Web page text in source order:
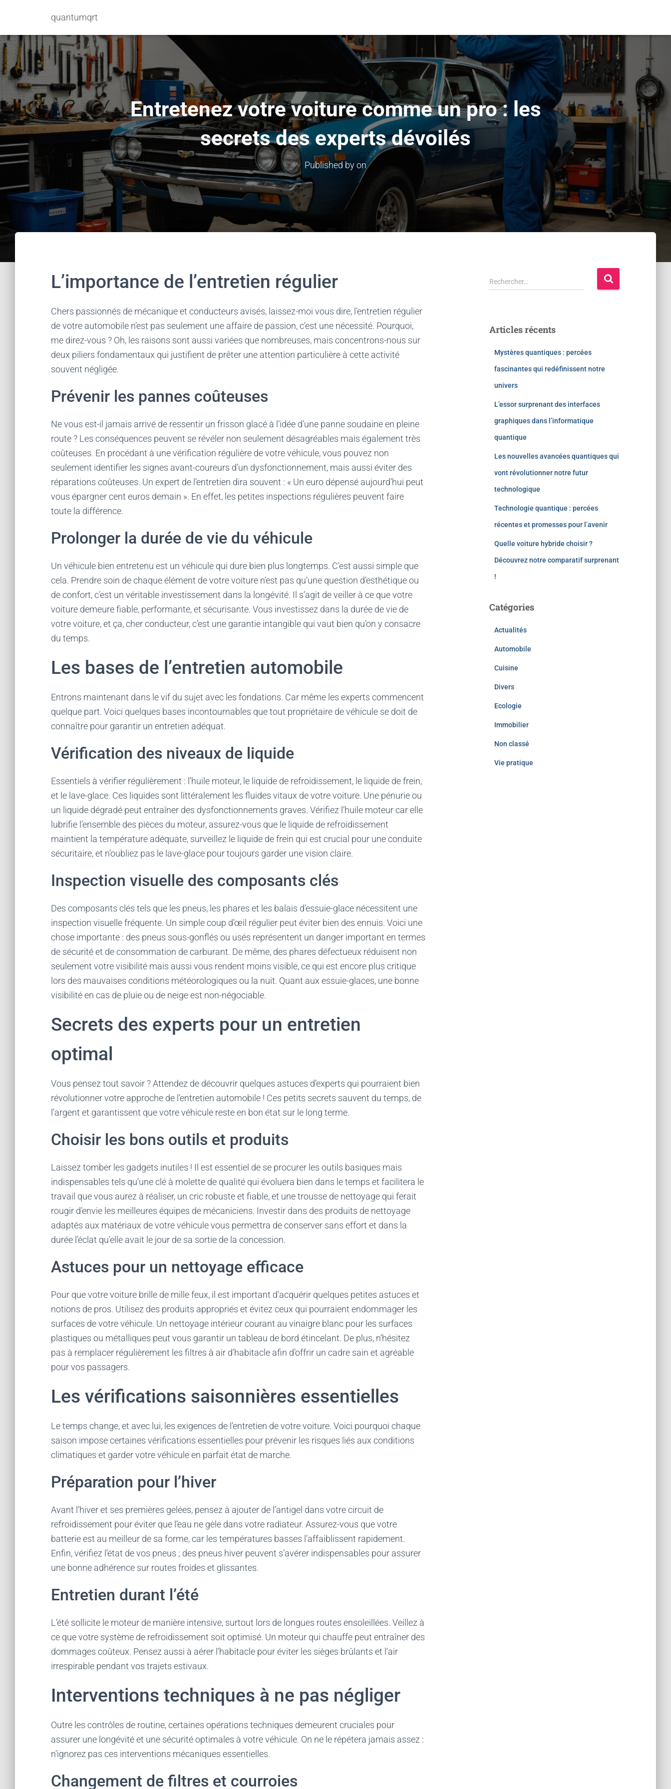
quantumqrt
Entretenez votre voiture comme un pro : les
secrets des experts dévoilés
Published byon
L’importance de l’entretien régulier
Chers passionnés de mécanique et conducteurs avisés, laissez-moi vous dire, l’entretien régulier
de votre automobile n’est pas seulement une affaire de passion, c’est une nécessité. Pourquoi,
me direz-vous ? Oh, les raisons sont aussi variées que nombreuses, mais concentrons-nous sur
deux piliers fondamentaux qui justifient de prêter une attention particulière à cette activité
souvent négligée.
Prévenir les pannes coûteuses
Ne vous est-il jamais arrivé de ressentir un frisson glacé à l’idée d’une panne soudaine en pleine
route ? Les conséquences peuvent se révéler non seulement désagréables mais également très
coûteuses. En procédant à une vérification régulière de votre véhicule, vous pouvez non
seulement identifier les signes avant-coureurs d’un dysfonctionnement, mais aussi éviter des
réparations coûteuses. Un expert de l’entretien dira souvent : « Un euro dépensé aujourd’hui peut
vous épargner cent euros demain ». En effet, les petites inspections régulières peuvent faire
toute la différence.
Prolonger la durée de vie du véhicule
Un véhicule bien entretenu est un véhicule qui dure bien plus longtemps. C’est aussi simple que
cela. Prendre soin de chaque élément de votre voiture n’est pas qu’une question d’esthétique ou
de confort, c’est un véritable investissement dans la longévité. Il s’agit de veiller à ce que votre
voiture demeure fiable, performante, et sécurisante. Vous investissez dans la durée de vie de
votre voiture, et ça, cher conducteur, c’est une garantie intangible qui vaut bien qu’on y consacre
du temps.
Les bases de l’entretien automobile
Entrons maintenant dans le vif du sujet avec les fondations. Car même les experts commencent
quelque part. Voici quelques bases incontournables que tout propriétaire de véhicule se doit de
connaître pour garantir un entretien adéquat.
Vérification des niveaux de liquide
Essentiels à vérifier régulièrement : l’huile moteur, le liquide de refroidissement, le liquide de frein,
et le lave-glace. Ces liquides sont littéralement les fluides vitaux de votre voiture. Une pénurie ou
un liquide dégradé peut entraîner des dysfonctionnements graves. Vérifiez l’huile moteur car elle
lubrifie l’ensemble des pièces du moteur, assurez-vous que le liquide de refroidissement
maintient la température adéquate, surveillez le liquide de frein qui est crucial pour une conduite
sécuritaire, et n’oubliez pas le lave-glace pour toujours garder une vision claire.
Inspection visuelle des composants clés
Des composants clés tels que les pneus, les phares et les balais d’essuie-glace nécessitent une
inspection visuelle fréquente. Un simple coup d’œil régulier peut éviter bien des ennuis. Voici une
chose importante : des pneus sous-gonflés ou usés représentent un danger important en termes
de sécurité et de consommation de carburant. De même, des phares défectueux réduisent non
seulement votre visibilité mais aussi vous rendent moins visible, ce qui est encore plus critique
lors des mauvaises conditions météorologiques ou la nuit. Quant aux essuie-glaces, une bonne
visibilité en cas de pluie ou de neige est non-négociable.
Secrets des experts pour un entretien
optimal
Vous pensez tout savoir ? Attendez de découvrir quelques astuces d’experts qui pourraient bien
révolutionner votre approche de l’entretien automobile ! Ces petits secrets sauvent du temps, de
l’argent et garantissent que votre véhicule reste en bon état sur le long terme.
Choisir les bons outils et produits
Laissez tomber les gadgets inutiles ! Il est essentiel de se procurer les outils basiques mais
indispensables tels qu’une clé à molette de qualité qui évoluera bien dans le temps et facilitera le
travail que vous aurez à réaliser, un cric robuste et fiable, et une trousse de nettoyage qui ferait
rougir d’envie les meilleures équipes de mécaniciens. Investir dans des produits de nettoyage
adaptés aux matériaux de votre véhicule vous permettra de conserver sans effort et dans la
durée l’éclat qu’elle avait le jour de sa sortie de la concession.
Astuces pour un nettoyage efficace
Pour que votre voiture brille de mille feux, il est important d’acquérir quelques petites astuces et
notions de pros. Utilisez des produits appropriés et évitez ceux qui pourraient endommager les
surfaces de votre véhicule. Un nettoyage intérieur courant au vinaigre blanc pour les surfaces
plastiques ou métalliques peut vous garantir un tableau de bord étincelant. De plus, n’hésitez
pas à remplacer régulièrement les filtres à air d’habitacle afin d’offrir un cadre sain et agréable
pour vos passagers.
Les vérifications saisonnières essentielles
Le temps change, et avec lui, les exigences de l’entretien de votre voiture. Voici pourquoi chaque
saison impose certaines vérifications essentielles pour prévenir les risques liés aux conditions
climatiques et garder votre véhicule en parfait état de marche.
Préparation pour l’hiver
Avant l’hiver et ses premières gelées, pensez à ajouter de l’antigel dans votre circuit de
refroidissement pour éviter que l’eau ne gèle dans votre radiateur. Assurez-vous que votre
batterie est au meilleur de sa forme, car les températures basses l’affaiblissent rapidement.
Enfin, vérifiez l’état de vos pneus ; des pneus hiver peuvent s’avérer indispensables pour assurer
une bonne adhérence sur routes froides et glissantes.
Entretien durant l’été
L’été sollicite le moteur de manière intensive, surtout lors de longues routes ensoleillées. Veillez à
ce que votre système de refroidissement soit optimisé. Un moteur qui chauffe peut entraîner des
dommages coûteux. Pensez aussi à aérer l’habitacle pour éviter les sièges brûlants et l’air
irrespirable pendant vos trajets estivaux.
Interventions techniques à ne pas négliger
Outre les contrôles de routine, certaines opérations techniques demeurent cruciales pour
assurer une longévité et une sécurité optimales à votre véhicule. On ne le répétera jamais assez :
n’ignorez pas ces interventions mécaniques essentielles.
Changement de filtres et courroies
Rechercher…
Articles récents
Mystères quantiques : percées
fascinantes qui redéfinissent notre
univers
L’essor surprenant des interfaces
graphiques dans l’informatique
quantique
Les nouvelles avancées quantiques qui
vont révolutionner notre futur
technologique
Technologie quantique : percées
récentes et promesses pour l’avenir
Quelle voiture hybride choisir ?
Découvrez notre comparatif surprenant
!
Catégories
Actualités
Automobile
Cuisine
Divers
Ecologie
Immobilier
Non classé
Vie pratique